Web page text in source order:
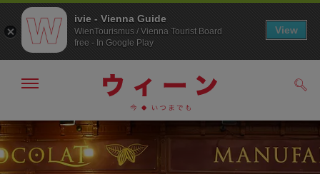
メ
ニ
ュ
こ
の
ペ
メ
ー
の
表
示・
る
ivie - Vienna Guide
WienTourismus / Vienna Tourist Board
free - In Google Play
View